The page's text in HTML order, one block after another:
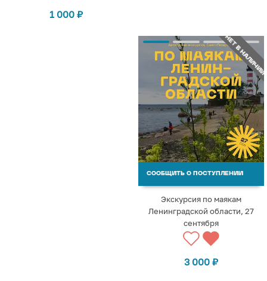
1 000 ₽
НЕТ В НАЛИЧИИ
СООБЩИТЬ О ПОСТУПЛЕНИИ
Экскурсия по маякам
Ленинградской области, 27
сентября
3 000 ₽